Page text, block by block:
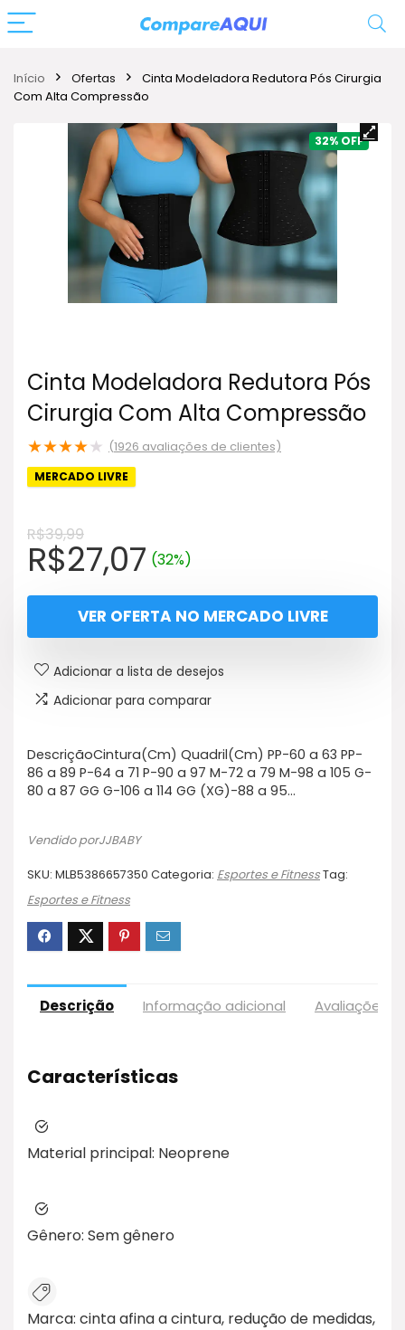
Início Ofertas
Cinta Modeladora Redutora Pós Cirurgia
Com Alta Compressão
32%
Cinta Modeladora Redutora Pós
Cirurgia Com Alta Compressão
★★★★★ (1926 avaliações de clientes)
MERCADO LIVRE
R$39,99
O
preço
original
era:
R$39,99.
R$27,07O
preço
atual
é:
R$27,07.
(32%)
VER OFERTA NO MERCADO LIVRE
Adicionar a lista de desejos
Adicionar para comparar
DescriçãoCintura(Cm) Quadril(Cm) PP-60 a 63 PP-
86 a 89 P-64 a 71 P-90 a 97 M-72 a 79 M-98 a 105 G-
80 a 87 GG G-106 a 114 GG (XG)-88 a 95…
Vendido porJJBABY
SKU: MLB5386657350 Categoria: Esportes e FitnessTag:
Esportes e Fitness
Descrição Informação adicional Avaliações
Características
Material principal: Neoprene
Gênero: Sem gênero
Marca: cinta afina a cintura, redução de medidas,